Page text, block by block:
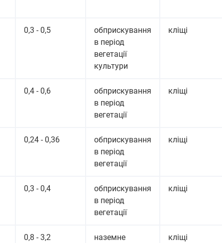
0,3 - 0,5
обприскування
в період
вегетації
культури
кліщі
0,4 - 0,6
обприскування
в період
вегетації
кліщі
0,24 - 0,36
обприскування
в період
вегетації
кліщі
0,3 - 0,4
обприскування
в період
вегетації
кліщі
0,8 - 3,2
наземне
кліщі